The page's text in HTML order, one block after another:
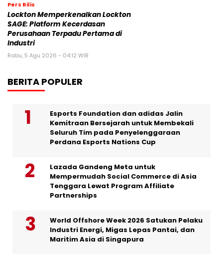
Pers Rilis
Lockton Memperkenalkan Lockton
SAGE: Platform Kecerdasan
Perusahaan Terpadu Pertama di
Industri
Rabu, 5 Agu 2026 - 04:12 WIB
BERITA POPULER
Esports Foundation dan adidas Jalin
Kemitraan Bersejarah untuk Membekali
Seluruh Tim pada Penyelenggaraan
Perdana Esports Nations Cup
Lazada Gandeng Meta untuk
Mempermudah Social Commerce di Asia
Tenggara Lewat Program Affiliate
Partnerships
World Offshore Week 2026 Satukan Pelaku
Industri Energi, Migas Lepas Pantai, dan
Maritim Asia di Singapura